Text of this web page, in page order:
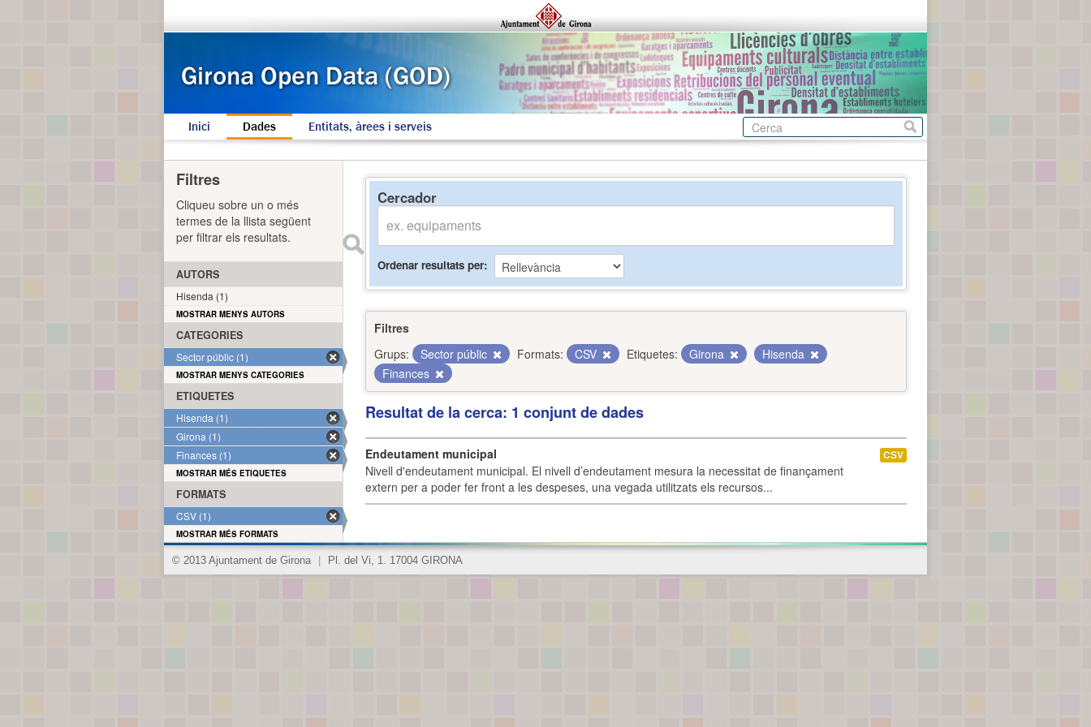
Inici Dades Entitats, àrees i serveis
Cercador
Ordenar resultats per
Filtres
Grups:
Sector públic Formats: CSV Etiquetes: Girona
Hisenda
Finances
Resultat de la cerca: 1 conjunt de dades
Endeutament municipal
Nivell d'endeutament municipal. El nivell d’endeutament mesura la necessitat de finançament
extern per a poder fer front a les despeses, una vegada utilitzats els recursos...
CSV
Filtres
Cliqueu sobre un o més
termes de la llista següent
per filtrar els resultats.
AUTORS
Hisenda (1)
MOSTRAR MENYS AUTORS
CATEGORIES
Sector públic (1)
MOSTRAR MENYS CATEGORIES
ETIQUETES
Hisenda (1)
Girona (1)
Finances (1)
MOSTRAR MÉS ETIQUETES
FORMATS
CSV (1)
MOSTRAR MÉS FORMATS
© 2013 Ajuntament de Girona Pl. del Vi, 1. 17004 GIRONA